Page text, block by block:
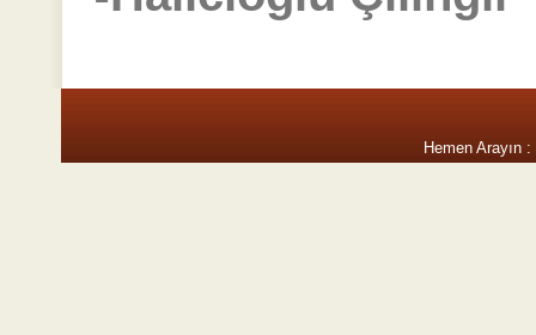
Hemen Arayın :